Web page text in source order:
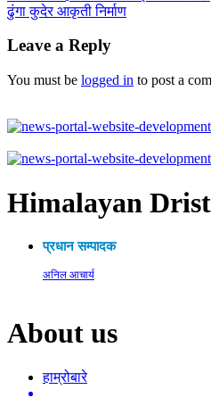
ढुंगा कुदेर आकृती निर्माण
Leave a Reply
You must be logged in to post a
Himalayan
प्रधान सम्पादक
अनिल आचार्य
About us
हाम्रोबारे